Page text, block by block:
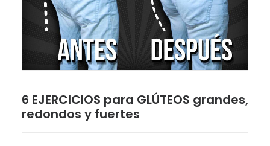
6 EJERCICIOS para GLÚTEOS grandes,
redondos y fuertes